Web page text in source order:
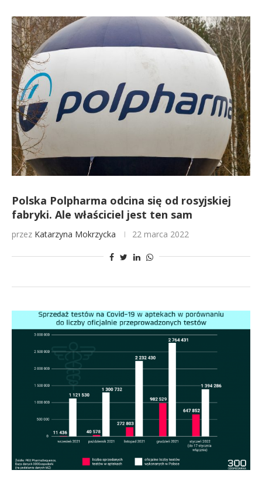
Polska Polpharma odcina się od rosyjskiej
fabryki. Ale właściciel jest ten sam
przez Katarzyna Mokrzycka 22 marca 2022